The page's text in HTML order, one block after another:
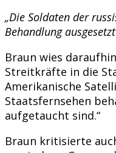
„Die Soldaten der
Behandlung
Braun wies
Streitkräfte in die
Amerikanische
Staatsfernsehen
aufgetaucht sind.“
Braun kritisierte